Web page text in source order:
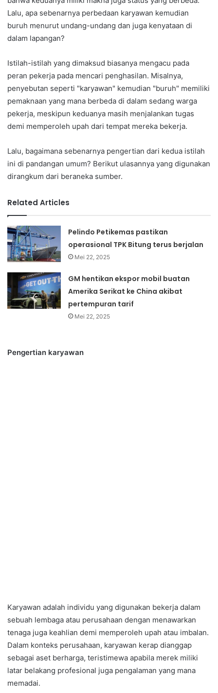
Lalu, apa sebenarnya perbedaan karyawan kemudian
buruh menurut undang-undang dan juga kenyataan di
dalam lapangan?
Istilah-istilah yang dimaksud biasanya mengacu pada
peran pekerja pada mencari penghasilan. Misalnya,
penyebutan seperti "karyawan" kemudian "buruh" memiliki
pemaknaan yang mana berbeda di dalam sedang warga
pekerja, meskipun keduanya masih menjalankan tugas
demi memperoleh upah dari tempat mereka bekerja.
Lalu, bagaimana sebenarnya pengertian dari kedua istilah
ini di pandangan umum? Berikut ulasannya yang digunakan
dirangkum dari beraneka sumber.
Related Articles
Pelindo Petikemas pastikan
operasional TPK Bitung terus berjalan
Mei 22, 2025
GM hentikan ekspor mobil buatan
Amerika Serikat ke China akibat
pertempuran tarif
Mei 22, 2025
Pengertian karyawan
Karyawan adalah individu yang digunakan bekerja dalam
sebuah lembaga atau perusahaan dengan menawarkan
tenaga juga keahlian demi memperoleh upah atau imbalan.
Dalam konteks perusahaan, karyawan kerap dianggap
sebagai aset berharga, teristimewa apabila merek miliki
latar belakang profesional juga pengalaman yang mana
memadai.